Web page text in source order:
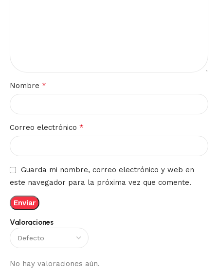
Valoraciones
No hay valoraciones aún.
Nombre *
Correo electrónico *
Guarda mi nombre, correo electrónico y web en
este navegador para la próxima vez que comente.